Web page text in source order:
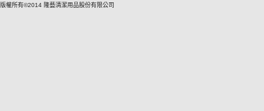
版權所有©2014 隆藝清潔用品股份有限公司